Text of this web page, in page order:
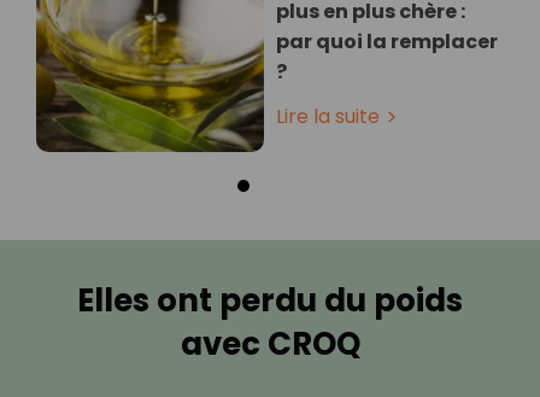
plus en plus chère :
par quoi la remplacer
?
Lire la suite
Elles ont perdu du poids
avec CROQ